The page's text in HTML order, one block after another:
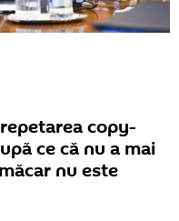
copy-
ce că nu a mai
nu este